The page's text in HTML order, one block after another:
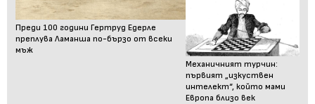
Преди 100 години Гертруд Едерле
преплува Ламанша по-бързо от всеки
мъж
Механичният турчин:
първият „изкуствен
интелект“, който мами
Европа близо век